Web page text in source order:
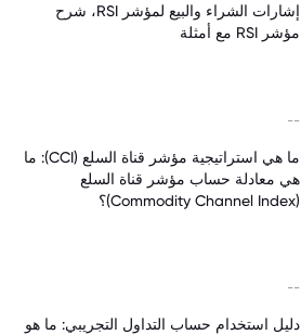
إشارات الشراء والبيع لمؤشر RSI، شرح
مؤشر RSI مع أمثلة
--
ما هي استراتيجية مؤشر قناة السلع (CCI): ما
هي معادلة حساب مؤشر قناة السلع
(Commodity Channel Index)؟
--
دليل استخدام حساب التداول التجريبي: ما هو